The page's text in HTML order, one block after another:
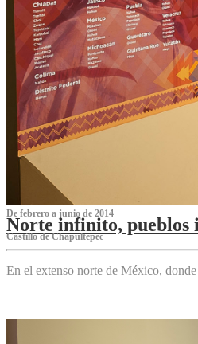
De febrero a junio de 2014
Norte infinito, pueblos
Castillo de Chapultepec
En el extenso norte de México,